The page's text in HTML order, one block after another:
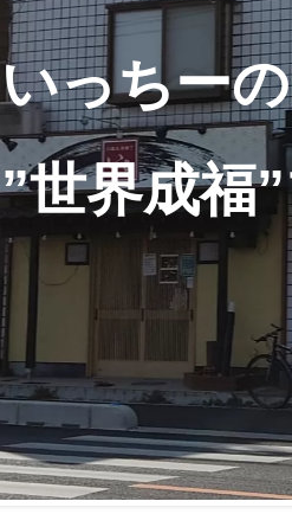
いっちーの
”世界成福